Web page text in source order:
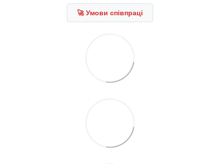
🚀 Умови співпраці